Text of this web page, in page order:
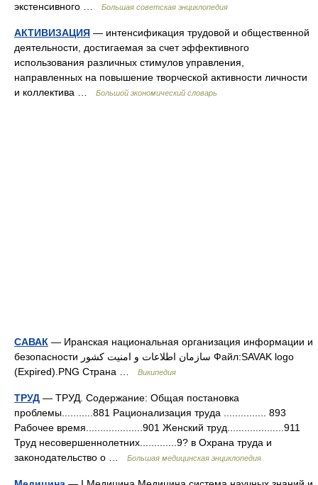
экстенсивного …
Большая советская энциклопедия
АКТИВИЗАЦИЯ — интенсификация трудовой и общественной
деятельности, достигаемая за счет эффективного
использования различных стимулов управления,
направленных на повышение творческой активности личности
и коллектива …
Большой экономический словарь
САВАК — Иранская национальная организация информации и
безопасности سازمان اطلاعات و امنیت کشور Файл:SAVAK logo
(Expired).PNG Страна …
Википедия
ТРУД — ТРУД. Содержание: Общая постановка
проблемы...........881 Рационализация труда ............... 893
Рабочее время....................901 Женский труд....................911
Труд несовершеннолетних.............9? в Охрана труда и
законодательство о …
Большая медицинская энциклопедия